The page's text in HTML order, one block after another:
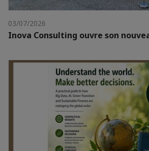
03/07/2026
Inova Consulting ouvre son